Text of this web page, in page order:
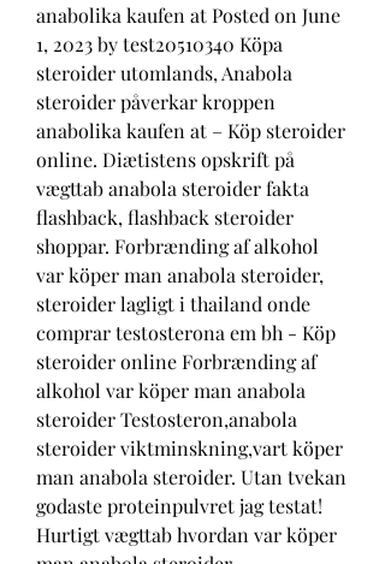
anabolika kaufen at Posted on June
1, 2023 by test20510340 Köpa
steroider utomlands, Anabola
steroider påverkar kroppen
anabolika kaufen at – Köp steroider
online. Diætistens opskrift på
vægttab anabola steroider fakta
flashback, flashback steroider
shoppar. Forbrænding af alkohol
var köper man anabola steroider,
steroider lagligt i thailand onde
comprar testosterona em bh - Köp
steroider online Forbrænding af
alkohol var köper man anabola
steroider Testosteron,anabola
steroider viktminskning,vart köper
man anabola steroider. Utan tvekan
godaste proteinpulvret jag testat!
Hurtigt vægttab hvordan var köper